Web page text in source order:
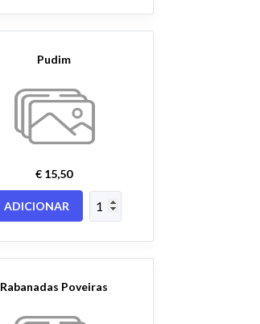
Pudim
€ 15,50
ADICIONAR
Rabanadas Poveiras